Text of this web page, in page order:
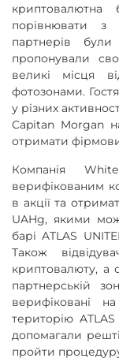
порівнювати
партнерів
пропонували
великі місця
фотозонами.
у різних
Capitan Morgan
отримати
Компанія
верифікованим
в акції та
UAHg, якими
барі ATLAS
Також
криптовалюту, а
партнерській
верифіковані
територію
допомагали
пройти процедуру